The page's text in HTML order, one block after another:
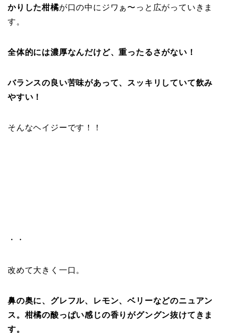
かりした柑橘が口の中にジワぁ〜っと広がっていきま
す。
全体的には濃厚なんだけど、重ったるさがない！
バランスの良い苦味があって、スッキリしていて飲み
やすい！
そんなヘイジーです！！
・・
改めて大きく一口。
鼻の奥に、グレフル、レモン、ベリーなどのニュアン
ス。柑橘の酸っぱい感じの香りがグングン抜けてきま
す。